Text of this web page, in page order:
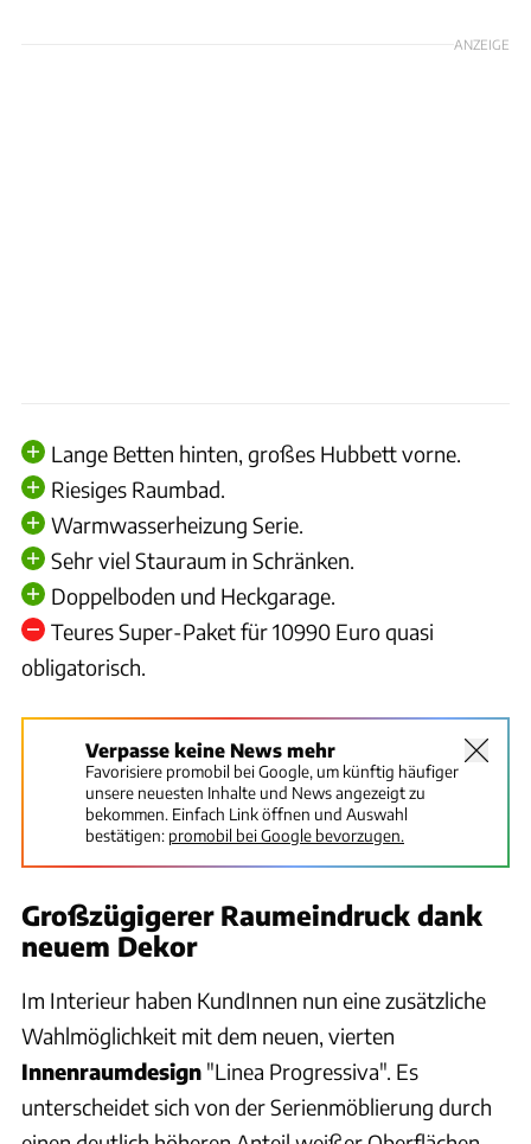
ANZEIGE
Lange Betten hinten, großes Hubbett vorne.
Riesiges Raumbad.
Warmwasserheizung Serie.
Sehr viel Stauraum in Schränken.
Doppelboden und Heckgarage.
Teures Super-Paket für 10990 Euro quasi
obligatorisch.
Verpasse keine News mehr
Favorisiere promobil bei Google, um künftig häufiger
unsere neuesten Inhalte und News angezeigt zu
bekommen. Einfach Link öffnen und Auswahl
bestätigen: promobil bei Google bevorzugen.
Großzügigerer Raumeindruck dank
neuem Dekor
Im Interieur haben KundInnen nun eine zusätzliche
Wahlmöglichkeit mit dem neuen, vierten
Innenraumdesign "Linea Progressiva". Es
unterscheidet sich von der Serienmöblierung durch